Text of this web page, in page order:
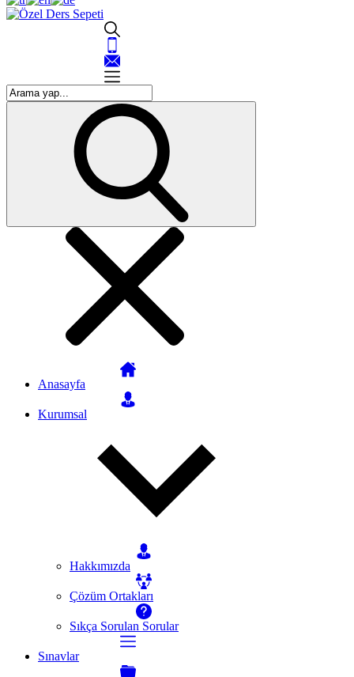
Anasayfa
Kurumsal
Hakkımızda
Çözüm Ortakları
Sıkça Sorulan Sorular
Sınavlar